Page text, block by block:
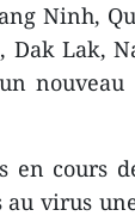
Ninh,
Dak Lak,
en cours
au virus